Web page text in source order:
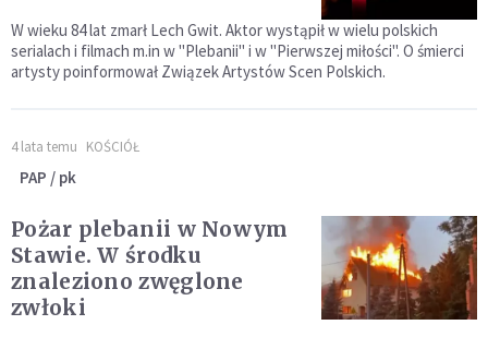
W wieku 84 lat zmarł Lech Gwit. Aktor wystąpił w wielu polskich
serialach i filmach m.in w "Plebanii" i w "Pierwszej miłości". O śmierci
artysty poinformował Związek Artystów Scen Polskich.
4 lata temu KOŚCIÓŁ
PAP / pk
Pożar plebanii w Nowym
Stawie. W środku
znaleziono zwęglone
zwłoki